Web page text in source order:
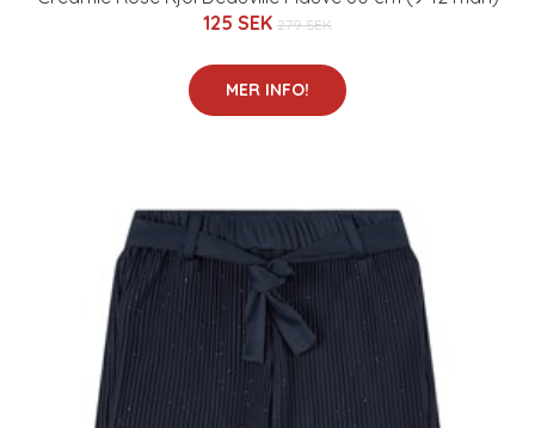
125 SEK 279 SEK
MER INFO!